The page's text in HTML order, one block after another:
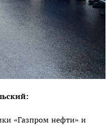
«Газпром нефти» и